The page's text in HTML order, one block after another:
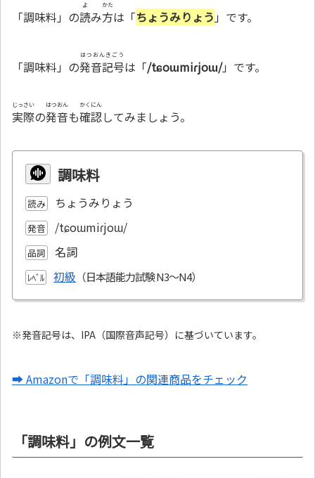
「調味料」の読
よ
み方
かた
は「ちょうみりょう 」です。
「調味料」の発音記号
はつおんきごう
は「/tɕoɯmiɾjoɯ/」です。
実際
じっさい
の発音
はつおん
も確認
かくにん
してみましょう。
調味料
読み ちょうみりょう
発音 /tɕoɯmiɾjoɯ/
品詞 名詞
ﾚﾍﾞﾙ 初級
※発音記号は、IPA（国際音声記号）に基づいています。
➡ Amazonで「調味料」の関連商品をチェック
「調味料」の例文一覧